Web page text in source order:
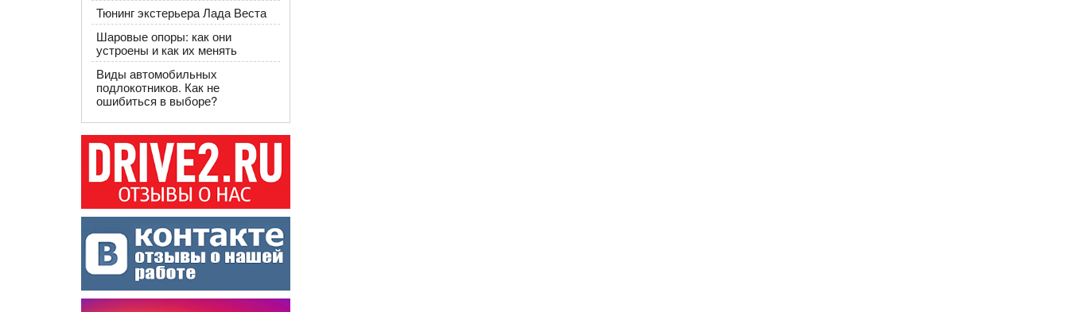
Тюнинг экстерьера Лада Веста
Шаровые опоры: как они
устроены и как их менять
Виды автомобильных
подлокотников. Как не
ошибиться в выборе?